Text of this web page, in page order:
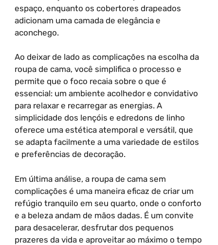
espaço, enquanto os cobertores drapeados
adicionam uma camada de elegância e
aconchego.
Ao deixar de lado as complicações na escolha da
roupa de cama, você simplifica o processo e
permite que o foco recaia sobre o que é
essencial: um ambiente acolhedor e convidativo
para relaxar e recarregar as energias. A
simplicidade dos lençóis e edredons de linho
oferece uma estética atemporal e versátil, que
se adapta facilmente a uma variedade de estilos
e preferências de decoração.
Em última análise, a roupa de cama sem
complicações é uma maneira eficaz de criar um
refúgio tranquilo em seu quarto, onde o conforto
e a beleza andam de mãos dadas. É um convite
para desacelerar, desfrutar dos pequenos
prazeres da vida e aproveitar ao máximo o tempo